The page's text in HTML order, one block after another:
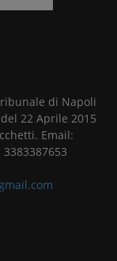
di Napoli
22 Aprile 2015
Email: